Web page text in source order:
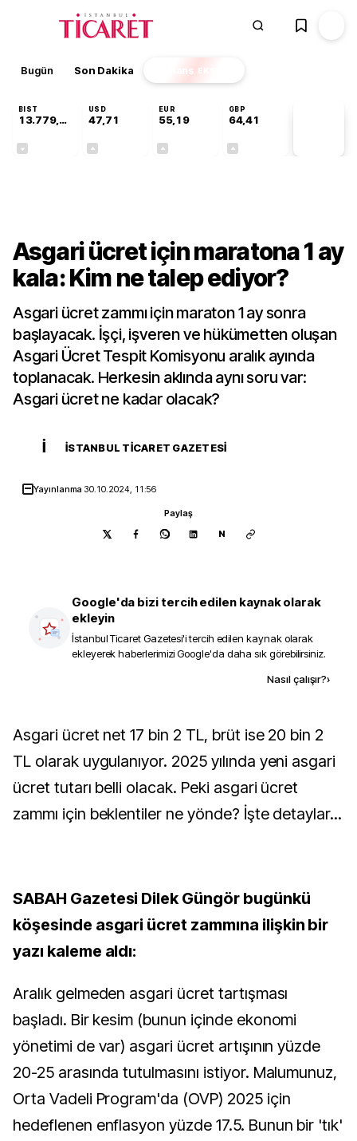
Bugün Son Dakika Finans EKSTRA
BIST
13.779,39
USD
47,71
EUR
55,19
GBP
64,41
Asgari ücret için maratona 1 ay
kala: Kim ne talep ediyor?
Asgari ücret zammı için maraton 1 ay sonra
başlayacak. İşçi, işveren ve hükümetten oluşan
Asgari Ücret Tespit Komisyonu aralık ayında
toplanacak. Herkesin aklında aynı soru var:
Asgari ücret ne kadar olacak?
İ İSTANBUL TICARET GAZETESI
Yayınlanma 30.10.2024, 11:56
Paylaş
N
Google'da bizi tercih edilen kaynak olarak
ekleyin
İstanbul Ticaret Gazetesi'i tercih edilen kaynak olarak
ekleyerek haberlerimizi Google'da daha sık görebilirsiniz.
Nasıl çalışır?›
Asgari ücret net 17 bin 2 TL, brüt ise 20 bin 2
TL olarak uygulanıyor. 2025 yılında yeni asgari
ücret tutarı belli olacak. Peki asgari ücret
zammı için beklentiler ne yönde? İşte detaylar...
SABAH Gazetesi Dilek Güngör bugünkü
köşesinde asgari ücret zammına ilişkin bir
yazı kaleme aldı:
Aralık gelmeden asgari ücret tartışması
başladı. Bir kesim (bunun içinde ekonomi
yönetimi de var) asgari ücret artışının yüzde
20-25 arasında tutulmasını istiyor. Malumunuz,
Orta Vadeli Program'da (OVP) 2025 için
hedeflenen enflasyon yüzde 17.5. Bunun bir 'tık'